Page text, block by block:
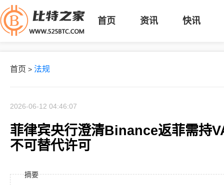
首页 资讯 快讯
首页 > 法规
2026-06-12 04:46:07
菲律宾央行澄清Binance返菲需持
不可替代许可
摘要